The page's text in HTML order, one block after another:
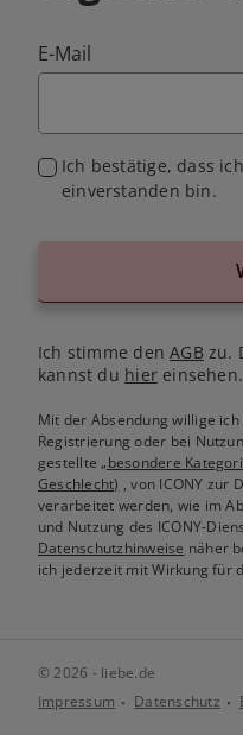
E-Mail
Ich bestätige, dass
einverstanden bin.
Ich stimme denAGB zu.
kannst du hiereinsehen.
Mit der Absendung willige
Registrierung oder bei
gestellte„besondere
Geschlecht) , von ICONY zur
verarbeitet werden, wie im
und Nutzung des ICONY-
Datenschutzhinweise näher
ich jederzeit mit Wirkung für
© 2026 - liebe.de
Impressum
Datenschutz